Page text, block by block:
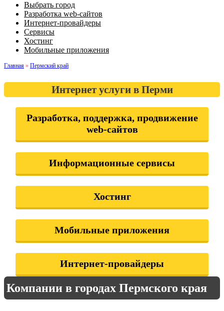
Выбрать город
Разработка web-сайтов
Интернет-провайдеры
Сервисы
Хостинг
Мобильные приложения
Главная » Пермский край
Интернет услуги в Перми
Разработка, поддержка, продвижение
web-сайтов
Информационные сервисы
Хостинг
Мобильные приложения
Интернет-провайдеры
Компании в городах Пермского края